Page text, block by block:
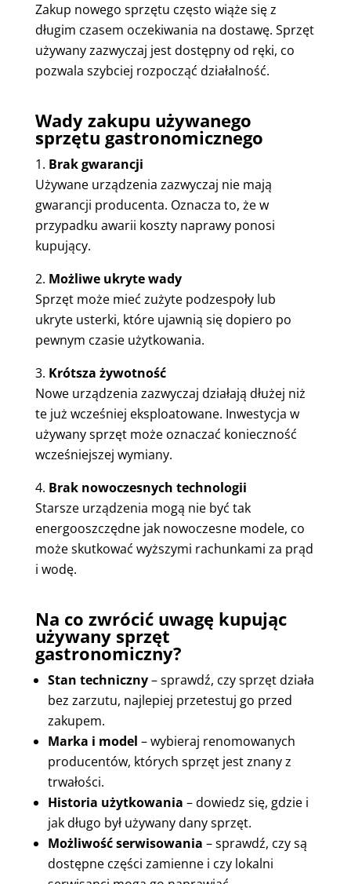
Zakup nowego sprzętu często wiąże się z
długim czasem oczekiwania na dostawę. Sprzęt
używany zazwyczaj jest dostępny od ręki, co
pozwala szybciej rozpocząć działalność.
Wady zakupu używanego
sprzętu gastronomicznego
Brak gwarancji
Używane urządzenia zazwyczaj nie mają
gwarancji producenta. Oznacza to, że w
przypadku awarii koszty naprawy ponosi
kupujący.
Możliwe ukryte wady
Sprzęt może mieć zużyte podzespoły lub
ukryte usterki, które ujawnią się dopiero po
pewnym czasie użytkowania.
Krótsza żywotność
Nowe urządzenia zazwyczaj działają dłużej niż
te już wcześniej eksploatowane. Inwestycja w
używany sprzęt może oznaczać konieczność
wcześniejszej wymiany.
Brak nowoczesnych technologii
Starsze urządzenia mogą nie być tak
energooszczędne jak nowoczesne modele, co
może skutkować wyższymi rachunkami za prąd
i wodę.
Na co zwrócić uwagę kupując
używany sprzęt
gastronomiczny?
Stan techniczny– sprawdź, czy sprzęt działa
bez zarzutu, najlepiej przetestuj go przed
zakupem.
Marka i model – wybieraj renomowanych
producentów, których sprzęt jest znany z
trwałości.
Historia użytkowania – dowiedz się, gdzie i
jak długo był używany dany sprzęt.
Możliwość serwisowania – sprawdź, czy są
dostępne części zamienne i czy lokalni